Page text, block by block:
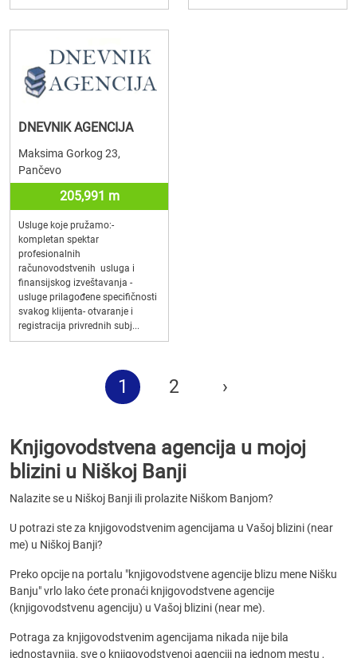
DNEVNIK AGENCIJA
Maksima Gorkog 23,
Pančevo
205,991 m
Usluge koje pružamo:-
kompletan spektar
profesionalnih
računovodstvenih usluga i
finansijskog izveštavanja -
usluge prilagođene specifičnosti
svakog klijenta- otvaranje i
registracija privrednih subj...
1 2 ›
Knjigovodstvena agencija u mojoj
blizini u Niškoj Banji
Nalazite se u Niškoj Banji ili prolazite Niškom Banjom?
U potrazi ste za knjigovodstvenim agencijama u Vašoj blizini (near
me) u Niškoj Banji?
Preko opcije na portalu "knjigovodstvene agencije blizu mene Nišku
Banju" vrlo lako ćete pronaći knjigovodstvene agencije
(knjigovodstvenu agenciju) u Vašoj blizini (near me).
Potraga za knjigovodstvenim agencijama nikada nije bila
jednostavnija, sve o knjigovodstvenoj agenciji na jednom mestu ,